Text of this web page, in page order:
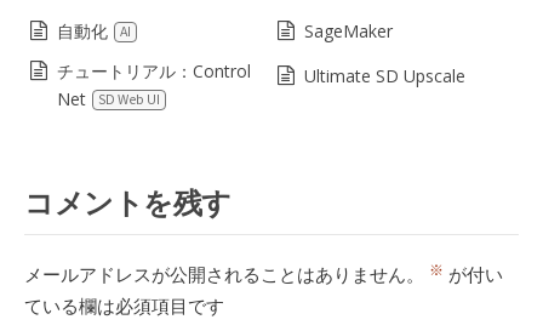
自動化 AI
SageMaker
チュートリアル：Control
Net
SD Web UI
Ultimate SD Upscale
コメントを残す
メールアドレスが公開されることはありません。 ※ が付い
ている欄は必須項目です